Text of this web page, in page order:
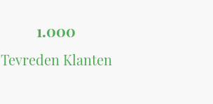
1.000
Tevreden Klanten